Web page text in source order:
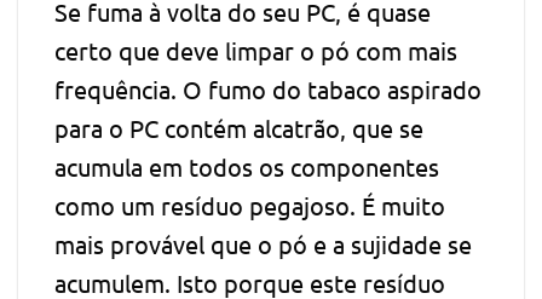
Se fuma à volta do seu PC, é quase
certo que deve limpar o pó com mais
frequência. O fumo do tabaco aspirado
para o PC contém alcatrão, que se
acumula em todos os componentes
como um resíduo pegajoso. É muito
mais provável que o pó e a sujidade se
acumulem. Isto porque este resíduo